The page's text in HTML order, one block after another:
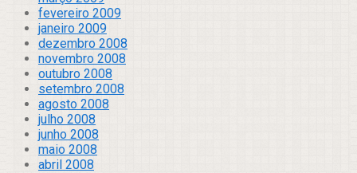
fevereiro 2009
janeiro 2009
dezembro 2008
novembro 2008
outubro 2008
setembro 2008
agosto 2008
julho 2008
junho 2008
maio 2008
abril 2008